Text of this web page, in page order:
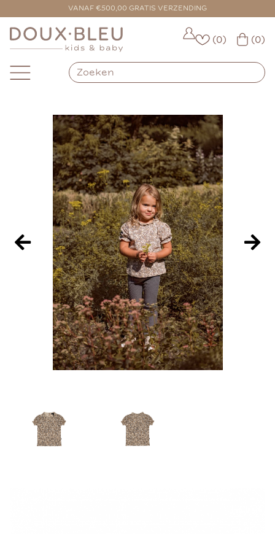
VANAF €500,00 GRATIS VERZENDING
VOOR 16:00 BESTELD = VANDAAG VERZONDEN
(0) (0)